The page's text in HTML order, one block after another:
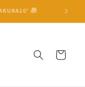
🎁 🏅
Carrello